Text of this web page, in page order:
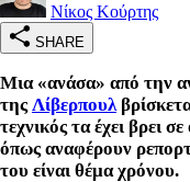
Νίκος Κούρτης
SHARE
Μια «ανάσα» από την
τηςΛίβερπουλ
τεχνικός τα έχει βρει
όπως αναφέρουν
του είναι θέμα χρόνου.